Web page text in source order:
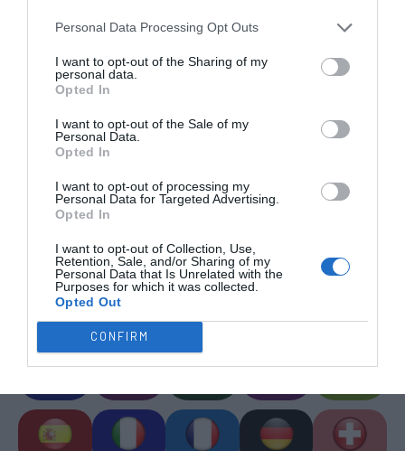
Personal Data Processing Opt Outs
I want to opt-out of the Sharing of my
personal data.
Opted In
I want to opt-out of the Sale of my
Personal Data.
Opted In
I want to opt-out of processing my
Personal Data for Targeted Advertising.
Opted In
I want to opt-out of Collection, Use,
Retention, Sale, and/or Sharing of my
Personal Data that Is Unrelated with the
Purposes for which it was collected.
Opted Out
CONFIRM
CAMP.
PLACARD
TODAS AS
COMPETIÇÕES INTERNACIONAIS